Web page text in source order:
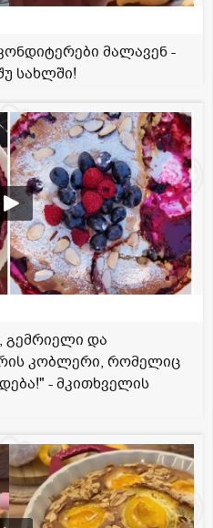
მალავენ -
სახლში!
გემრიელი და
კობლერი, რომელიც
- მკითხველის